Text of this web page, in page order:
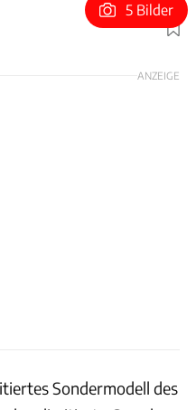
Foto: Mercedes-AMG
5 Bilder
ANZEIGE
Sondermodell des